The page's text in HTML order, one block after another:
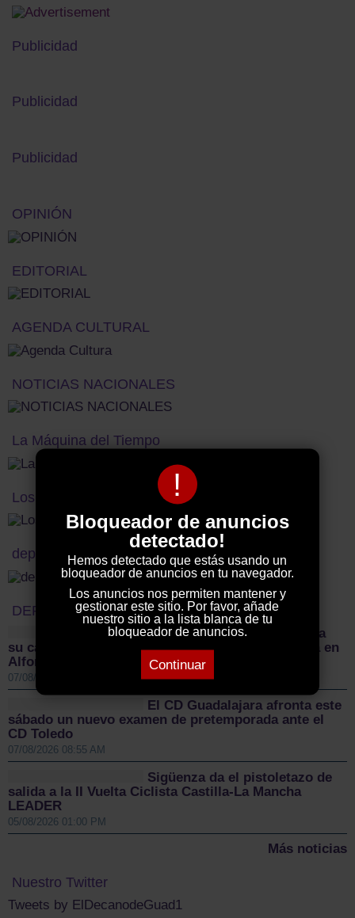
!
Bloqueador de anuncios
detectado!
Hemos detectado que estás usando un
bloqueador de anuncios en tu navegador.
Los anuncios nos permiten mantener y
gestionar este sitio. Por favor, añade
nuestro sitio a la lista blanca de tu
bloqueador de anuncios.
Continuar
Publicidad
Publicidad
Publicidad
OPINIÓN
EDITORIAL
AGENDA CULTURAL
NOTICIAS NACIONALES
La Máquina del Tiempo
Los vecinos denuncian
deportes titulo
DEPORTES
El Sporting Cabanillas lanza
su campaña de abonados y mantiene la confianza en
Alfonso Gutiérrez para el nuevo proyecto
07/08/2026 09:16 AM
El CD Guadalajara afronta este
sábado un nuevo examen de pretemporada ante el
CD Toledo
07/08/2026 08:55 AM
Sigüenza da el pistoletazo de
salida a la II Vuelta Ciclista Castilla-La Mancha
LEADER
05/08/2026 01:00 PM
Más noticias
Nuestro Twitter
Tweets by ElDecanodeGuad1